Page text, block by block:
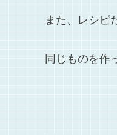
また、レシピ
同じものを作